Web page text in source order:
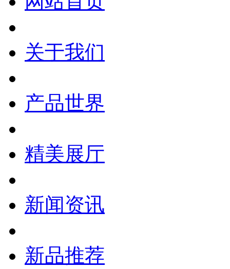
关于我们
产品世界
精美展厅
新闻资讯
新品推荐